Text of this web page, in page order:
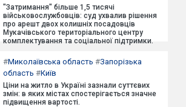
"Затримання" більше 1,5 тисячі
військовослужбовців: суд ухвалив рішення
про арешт двох колишніх посадовців
Мукачівського територіального центру
комплектування та соціальної підтримки.
#Миколаївська область #Запорізька
область #Київ
Ціни на житло в Україні зазнали суттєвих
змін: в яких містах спостерігається значне
підвищення вартості.